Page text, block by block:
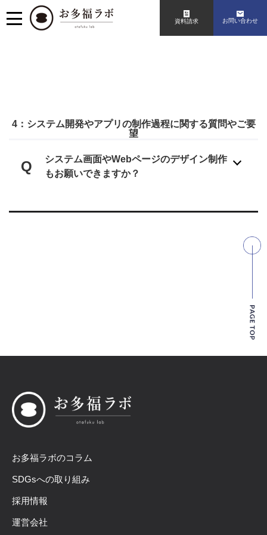
資料請求 お問い合わせ
4：システム開発やアプリの制作過程に関する質問やご要
望
Q
システム画面やWebページのデザイン制作
もお願いできますか？
お多福ラボのコラム
SDGsへの取り組み
採用情報
運営会社